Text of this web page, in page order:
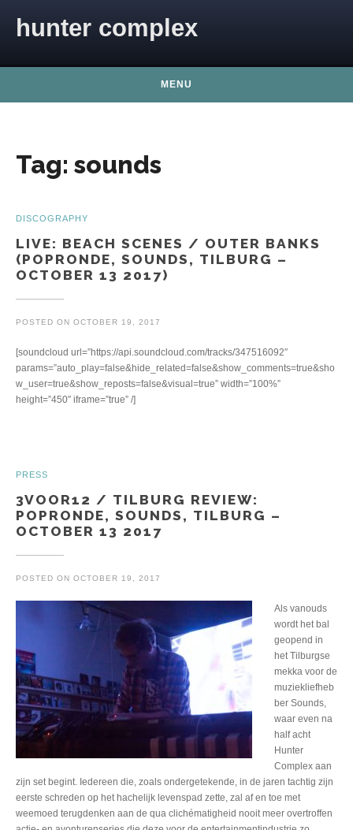
hunter complex
MENU
Tag: sounds
DISCOGRAPHY
LIVE: BEACH SCENES / OUTER BANKS
(POPRONDE, SOUNDS, TILBURG –
OCTOBER 13 2017)
POSTED ON OCTOBER 19, 2017
[soundcloud url=”https://api.soundcloud.com/tracks/347516092″
params=”auto_play=false&hide_related=false&show_comments=true&sho
w_user=true&show_reposts=false&visual=true” width=”100%”
height=”450″ iframe=”true” /]
PRESS
3VOOR12 / TILBURG REVIEW:
POPRONDE, SOUNDS, TILBURG –
OCTOBER 13 2017
POSTED ON OCTOBER 19, 2017
Als vanouds
wordt het bal
geopend in
het Tilburgse
mekka voor de
muziekliefheb
ber Sounds,
waar even na
half acht
Hunter
Complex aan
zijn set begint. Iedereen die, zoals ondergetekende, in de jaren tachtig zijn
eerste schreden op het hachelijk levenspad zette, zal af en toe met
weemoed terugdenken aan de qua clichématigheid nooit meer overtroffen